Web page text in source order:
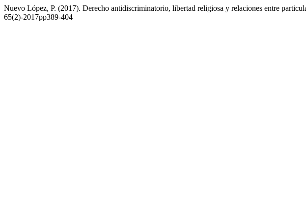
Nuevo López, P. (2017). Derecho antidiscriminatorio, libertad religiosa y relaciones entre
65(2)-2017pp389-404